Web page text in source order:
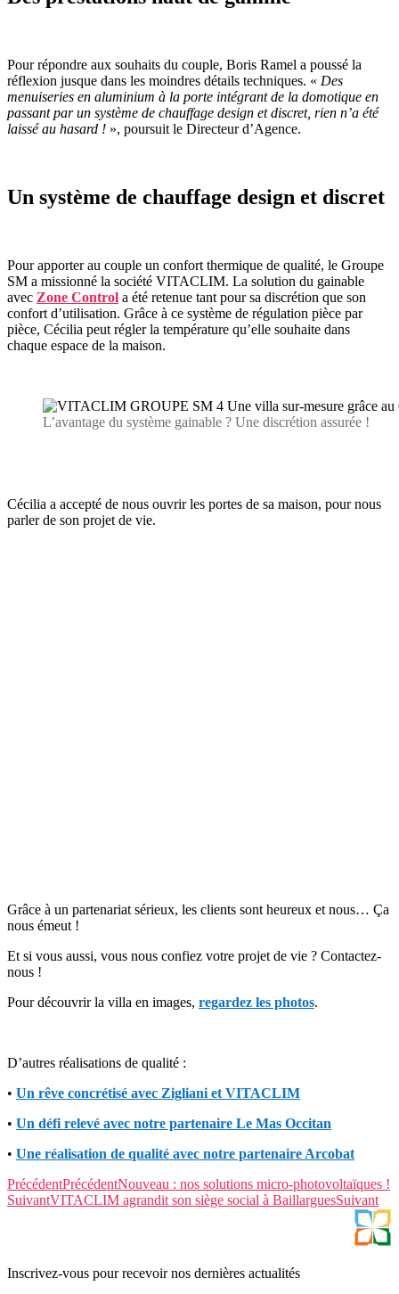
Pour répondre aux souhaits du couple, Boris Ramel a poussé la
réflexion jusque dans les moindres détails techniques. « Des
menuiseries en aluminium à la porte intégrant de la domotique en
passant par un système de chauffage design et discret, rien n’a été
laissé au hasard ! », poursuit le Directeur d’Agence.
Un système de chauffage design et discret
Pour apporter au couple un confort thermique de qualité, le Groupe
SM a missionné la société VITACLIM. La solution du gainable
avec Zone Control a été retenue tant pour sa discrétion que son
confort d’utilisation. Grâce à ce système de régulation pièce par
pièce, Cécilia peut régler la température qu’elle souhaite dans
chaque espace de la maison.
L’avantage du système gainable ? Une discrétion assurée !
Cécilia a accepté de nous ouvrir les portes de sa maison, pour nous
parler de son projet de vie.
Grâce à un partenariat sérieux, les clients sont heureux et nous… Ça
nous émeut !
Et si vous aussi, vous nous confiez votre projet de vie ? Contactez-
nous !
Pour découvrir la villa en images, regardez les photos.
D’autres réalisations de qualité :
• Un rêve concrétisé avec Zigliani et VITACLIM
• Un défi relevé avec notre partenaire Le Mas Occitan
• Une réalisation de qualité avec notre partenaire Arcobat
PrécédentPrécédentNouveau : nos solutions micro-photovoltaïques !
SuivantVITACLIM agrandit son siège social à BaillarguesSuivant
Inscrivez-vous pour recevoir nos dernières actualités